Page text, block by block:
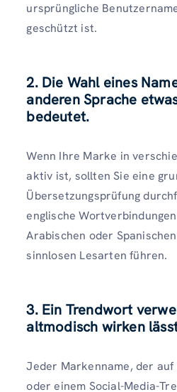
ursprüngliche
geschützt ist.
2. Die Wahl eines
anderen Sprache
bedeutet.
Wenn Ihre Marke in
aktiv ist, sollten Sie eine
Übersetzungsprüfung
englische
Arabischen oder
sinnlosen Lesarten führen.
3. Ein Trendwort
altmodisch wirken
Jeder Markenname, der auf
oder einem Social-Media-